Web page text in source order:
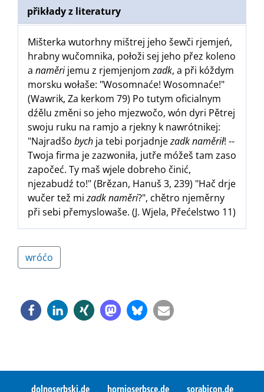
přikłady z literatury
Mišterka wutorhny mištrej jeho šewči rjemjeń,
hrabny wučomnika, połoži sej jeho přez koleno
a naměrijemu z rjemjenjomzadk, a při kóždym
morsku wołaše: "Wosomnaće! Wosomnaće!"
(Wawrik, Za kerkom 79) Po tutym oficialnym
dźělu změni so jeho mjezwočo, wón dyri Pětrej
swoju ruku na ramjo a rjekny k nawrótnikej:
"Najradšo bych ja tebi porjadnjezadk naměrił! --
Twoja firma je zazwoniła, jutře móžeš tam zaso
započeć. Ty maš wjele dobreho činić,
njezabudź to!" (Brězan, Hanuš 3, 239) "Hač drje
wučer tež mizadk naměri?", chětro njeměrny
při sebi přemyslowaše. (J. Wjela, Přećelstwo 11)
wróćo
dolnoserbski.de hornjoserbsce.de sorabicon.de